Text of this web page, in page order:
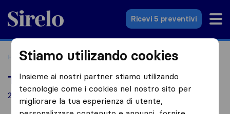
Sirelo.it
Ricevi 5 preventivi
Home Le 10 migliori aziende di traslochi in Italia
Top 10 traslocatori a Gallarate
2 aziende di traslochi trovate a Gallarate
Stiamo utilizando cookies
Insieme ai nostri partner stiamo utilizando
tecnologie come i cookies nel nostro sito per
migliorare la tua esperienza di utente,